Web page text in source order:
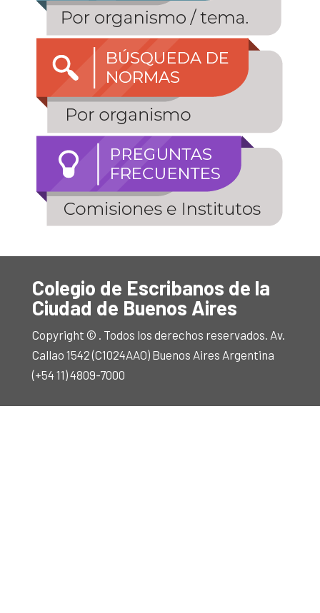
Colegio de Escribanos de la
Ciudad de Buenos Aires
Copyright © . Todos los derechos reservados. Av.
Callao 1542 (C1024AAO) Buenos Aires Argentina
(+54 11) 4809-7000